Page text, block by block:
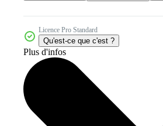
Licence Pro Standard
Qu'est-ce que c'est ?
Plus d'infos